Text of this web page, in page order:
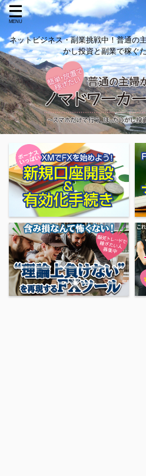
ネットビジネス・副業挑戦中！普通の
かし投資と副業で稼ぐ